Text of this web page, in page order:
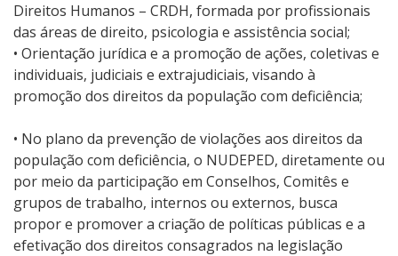
Direitos Humanos – CRDH, formada por profissionais
das áreas de direito, psicologia e assistência social;
• Orientação jurídica e a promoção de ações, coletivas e
individuais, judiciais e extrajudiciais, visando à
promoção dos direitos da população com deficiência;
• No plano da prevenção de violações aos direitos da
população com deficiência, o NUDEPED, diretamente ou
por meio da participação em Conselhos, Comitês e
grupos de trabalho, internos ou externos, busca
propor e promover a criação de políticas públicas e a
efetivação dos direitos consagrados na legislação